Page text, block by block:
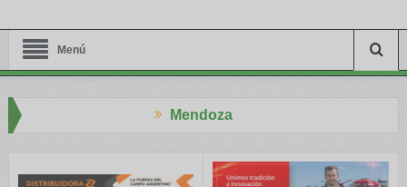
Menú